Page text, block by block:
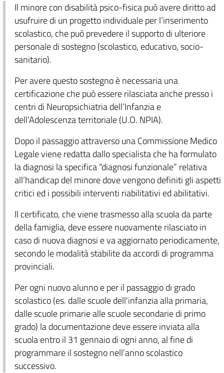
Il minore con disabilità psico-fisica può avere diritto ad
usufruire di un progetto individuale per l’inserimento
scolastico, che può prevedere il supporto di ulteriore
personale di sostegno (scolastico, educativo, socio-
sanitario).
Per avere questo sostegno è necessaria una
certificazione che può essere rilasciata anche presso i
centri di Neuropsichiatria dell’Infanzia e
dell’Adolescenza territoriale (U.O. NPIA).
Dopo il passaggio attraverso una Commissione Medico
Legale viene redatta dallo specialista che ha formulato
la diagnosi la specifica “diagnosi funzionale” relativa
all’handicap del minore dove vengono definiti gli aspetti
critici ed i possibili interventi riabilitativi ed abilitativi.
Il certificato, che viene trasmesso alla scuola da parte
della famiglia, deve essere nuovamente rilasciato in
caso di nuova diagnosi e va aggiornato periodicamente,
secondo le modalità stabilite da accordi di programma
provinciali.
Per ogni nuovo alunno e per il passaggio di grado
scolastico (es. dalle scuole dell'infanzia alla primaria,
dalle scuole primarie alle scuole secondarie di primo
grado) la documentazione deve essere inviata alla
scuola entro il 31 gennaio di ogni anno, al fine di
programmare il sostegno nell’anno scolastico
successivo.